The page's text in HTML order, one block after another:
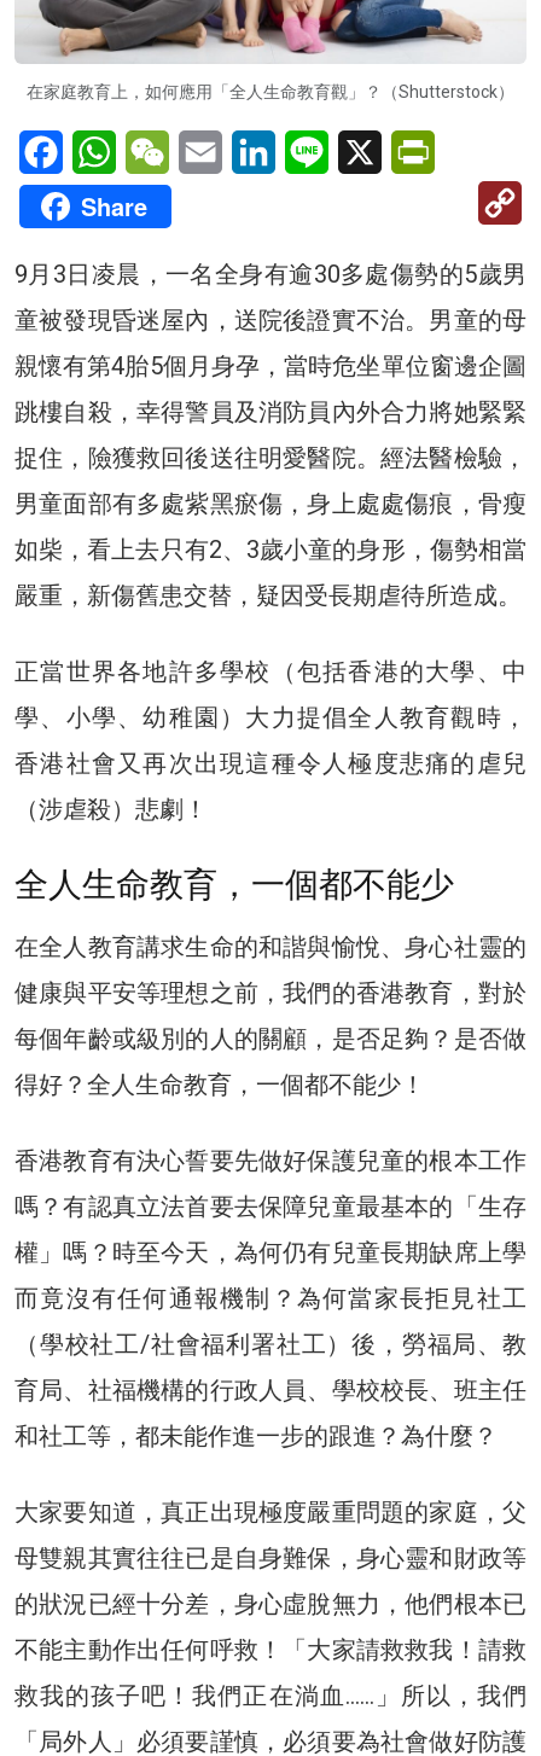
在家庭教育上，如何應用「全人生命教育觀」？（Shutterstock）
FacebookWhatsAppWeChatEmail LinkedInLine X
Share
9月3日凌晨，一名全身有逾30多處傷勢的5歲男
童被發現昏迷屋內，送院後證實不治。男童的母
親懷有第4胎5個月身孕，當時危坐單位窗邊企圖
跳樓自殺，幸得警員及消防員內外合力將她緊緊
捉住，險獲救回後送往明愛醫院。經法醫檢驗，
男童面部有多處紫黑瘀傷，身上處處傷痕，骨瘦
如柴，看上去只有2、3歲小童的身形，傷勢相當
嚴重，新傷舊患交替，疑因受長期虐待所造成。
正當世界各地許多學校（包括香港的大學、中
學、小學、幼稚園）大力提倡全人教育觀時，
香港社會又再次出現這種令人極度悲痛的虐兒
（涉虐殺）悲劇！
全人生命教育，一個都不能少
在全人教育講求生命的和諧與愉悅、身心社靈的
健康與平安等理想之前，我們的香港教育，對於
每個年齡或級別的人的關顧，是否足夠？是否做
得好？全人生命教育，一個都不能少！
香港教育有決心誓要先做好保護兒童的根本工作
嗎？有認真立法首要去保障兒童最基本的「生存
權」嗎？時至今天，為何仍有兒童長期缺席上學
而竟沒有任何通報機制？為何當家長拒見社工
（學校社工/社會福利署社工）後，勞福局、教
育局、社福機構的行政人員、學校校長、班主任
和社工等，都未能作進一步的跟進？為什麼？
大家要知道，真正出現極度嚴重問題的家庭，父
母雙親其實往往已是自身難保，身心靈和財政等
的狀況已經十分差，身心虛脫無力，他們根本已
不能主動作出任何呼救！「大家請救救我！請救
救我的孩子吧！我們正在淌血……」所以，我們
「局外人」必須要謹慎，必須要為社會做好防護